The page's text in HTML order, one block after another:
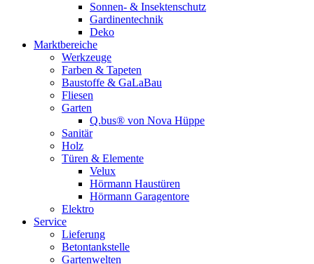
Sonnen- & Insektenschutz
Gardinentechnik
Deko
Marktbereiche
Werkzeuge
Farben & Tapeten
Baustoffe & GaLaBau
Fliesen
Garten
Q.bus® von Nova Hüppe
Sanitär
Holz
Türen & Elemente
Velux
Hörmann Haustüren
Hörmann Garagentore
Elektro
Service
Lieferung
Betontankstelle
Gartenwelten